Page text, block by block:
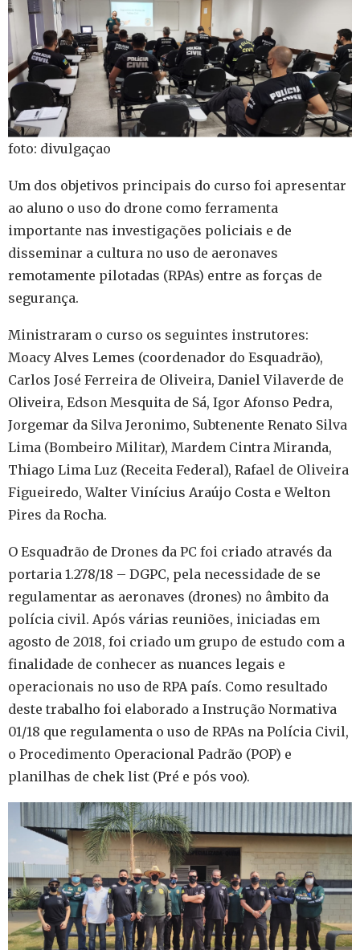
foto: divulgaçao
Um dos objetivos principais do curso foi apresentar
ao aluno o uso do drone como ferramenta
importante nas investigações policiais e de
disseminar a cultura no uso de aeronaves
remotamente pilotadas (RPAs) entre as forças de
segurança.
Ministraram o curso os seguintes instrutores:
Moacy Alves Lemes (coordenador do Esquadrão),
Carlos José Ferreira de Oliveira, Daniel Vilaverde de
Oliveira, Edson Mesquita de Sá, Igor Afonso Pedra,
Jorgemar da Silva Jeronimo, Subtenente Renato Silva
Lima (Bombeiro Militar), Mardem Cintra Miranda,
Thiago Lima Luz (Receita Federal), Rafael de Oliveira
Figueiredo, Walter Vinícius Araújo Costa e Welton
Pires da Rocha.
O Esquadrão de Drones da PC foi criado através da
portaria 1.278/18 – DGPC, pela necessidade de se
regulamentar as aeronaves (drones) no âmbito da
polícia civil. Após várias reuniões, iniciadas em
agosto de 2018, foi criado um grupo de estudo com a
finalidade de conhecer as nuances legais e
operacionais no uso de RPA país. Como resultado
deste trabalho foi elaborado a Instrução Normativa
01/18 que regulamenta o uso de RPAs na Polícia Civil,
o Procedimento Operacional Padrão (POP) e
planilhas de chek list (Pré e pós voo).